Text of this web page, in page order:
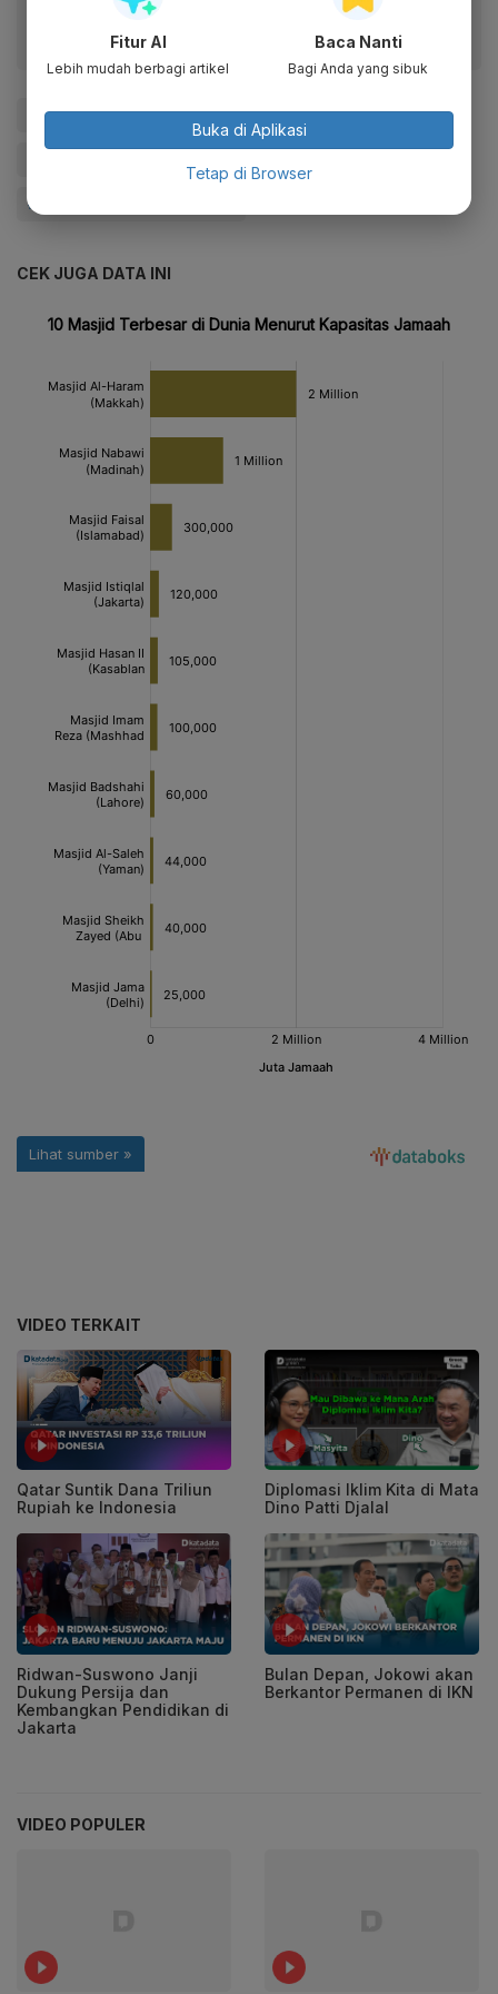
#Agama #Ramadan #Semarak Ramadan 2021
#KatadataSemarakRamadan
CEK JUGA DATA INI
VIDEO TERKAIT
Qatar Suntik Dana Triliun
Rupiah ke Indonesia
Diplomasi Iklim Kita di Mata
Dino Patti Djalal
Ridwan-Suswono Janji
Dukung Persija dan
Kembangkan Pendidikan di
Jakarta
Bulan Depan, Jokowi akan
Berkantor Permanen di IKN
VIDEO POPULER
Fitur AI
Lebih mudah berbagi artikel
Baca Nanti
Bagi Anda yang sibuk
Buka di Aplikasi
Tetap di Browser